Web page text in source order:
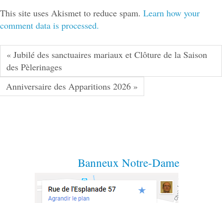
This site uses Akismet to reduce spam. Learn how your
comment data is processed.
« Jubilé des sanctuaires mariaux et Clôture de la Saison
des Pèlerinages
Anniversaire des Apparitions 2026 »
Banneux Notre-Dame